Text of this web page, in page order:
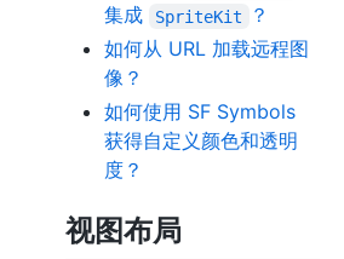
集成 SpriteKit
？
如何从 URL 加载远程图
像？
如何使用 SF Symbols
获得自定义颜色和透明
度？
视图布局